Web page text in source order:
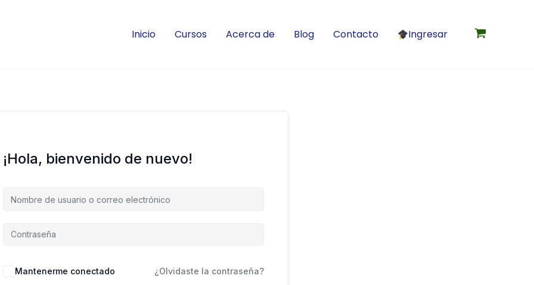
Inicio Cursos Acerca de Blog Contacto Ingresar
¡Hola, bienvenido de nuevo!
Mantenerme conectado ¿Olvidaste la contraseña?